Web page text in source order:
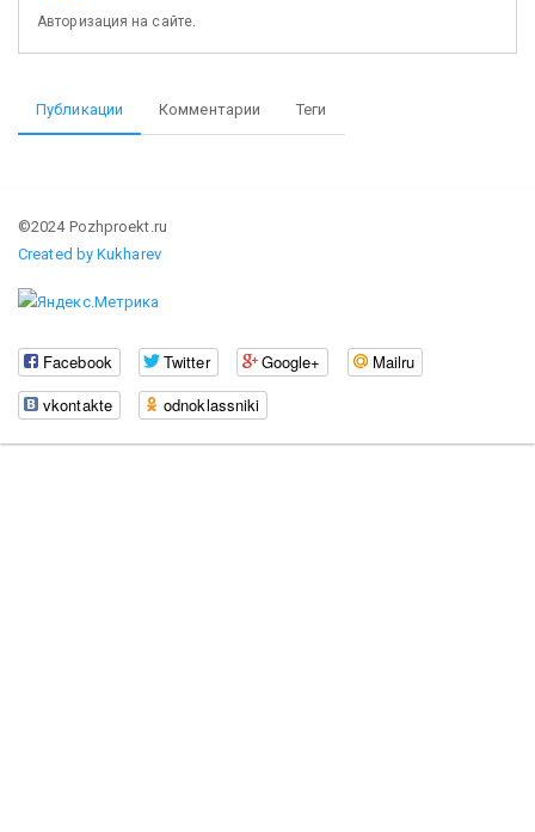
Авторизация на сайте.
Публикации Комментарии Теги
©2024 Pozhproekt.ru
Created by Kukharev
Facebook Twitter Google+
Mailru
vkontakte
odnoklassniki